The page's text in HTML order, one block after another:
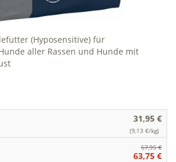
(Hyposensitive) für
aller Rassen und Hunde mit
31,95 €
(9,13 €/kg)
67,95 €
63,75 €